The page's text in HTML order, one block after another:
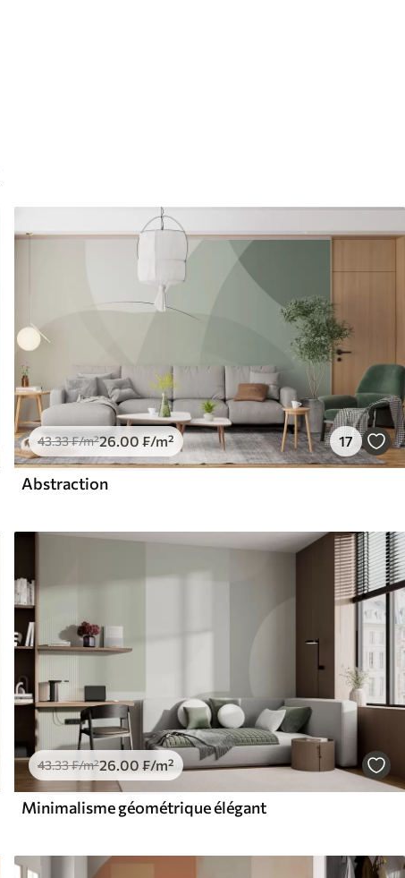
43.33₣/m²26.00 ₣/m² 17
Abstraction
43.33₣/m²26.00 ₣/m²
Minimalisme géométrique élégant